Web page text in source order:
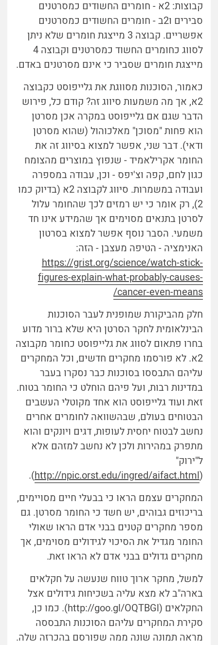
קבוצות: 2א - חומרים החשודים כמסרטנים
סבירים ו2ב - חומרים החשודים כמסרטנים
אפשריים. קבוצה 3 מייצגת חומרים שלא ניתן
לסווג כחומרים החשוד כמסרטנים וקבוצה 4
מייצגת חומרים שסביר כי אינם מסרטנים באדם.
כאמור, הסוכנות מסווגת את גלייפוסט כקבוצה
2א, אך מה משמעות סיווג זה? קודם כל, פירוש
הדבר שגם אם גלייפוסט במקרה אכן מסרטן
הוא פחות "מסוכן" מאלכוהול (שהוא מסרטן
ודאי). דבר שני, אפשר למצוא בסיווג זה את
החומר אקרילאמיד - שנפוץ במוצרים מהצומח
כגון לחם, קפה וצ'יפס - וכן, עבודה במספרה
ועבודה במשמרות. סיווג לקבוצה 2א (בדיוק כמו
2), רק אומר כי יש רמזים לכך שהחומר עלול
לסרטן בתנאים מסוימים אך שהמידע אינו חד
משמעי. הסבר נוסף אפשר למצוא בסרטון
האנימציה - הטיפה מעצבן - הזה:
https://grist.org/science/watch-stick-
figures-explain-what-probably-causes-
cancer-even-means/
חלק מהביקורת שמופנית לעבר הסוכנות
הבינלאומית לחקר הסרטן היא שלא ברור מדוע
בחרו פתאום לסווג את גלייפוסט כחומר מקבוצה
2א. לא פורסמו מחקרים חדשים, וכל המחקרים
עליהם התבססו בסוכנות כבר נסקרו בעבר
במדינות רבות, ועל פיהם הוחלט כי החומר בטוח.
זאת ועוד גלייפוסט הוא אחד מקוטלי העשבים
הבטוחים בעולם, שבהשוואה לחומרים אחרים
נחשב לבטוח יחסית לעופות, דגים ויונקים והוא
מתפרק במהירות ולכן לא נחשב למזהם אלא
ל"ירוק"
(
http://npic.orst.edu/ingred/aifact.html
).
המחקרים עצמם הראו כי בבעלי חיים מסויימים,
בריכוזים גבוהים, יש חשד כי החומר מסרטן. גם
מספר מחקרים קטנים בבני אדם הראו שאולי
החומר מגדיל את הסיכוי לגידולים מסוימים, אך
מחקרים גדולים בבני אדם לא הראו זאת.
למשל, מחקר ארוך טווח שנעשה על חקלאים
בארה"ב לא מצא עליה בשכיחות גידולים אצל
החקלאים (http://goo.gl/OQTBGl). כמו כן,
סקירת המחקרים עליהם הסוכנות התבססה
מראה תמונה שונה ממה שפורסם בהכרזה שלה.